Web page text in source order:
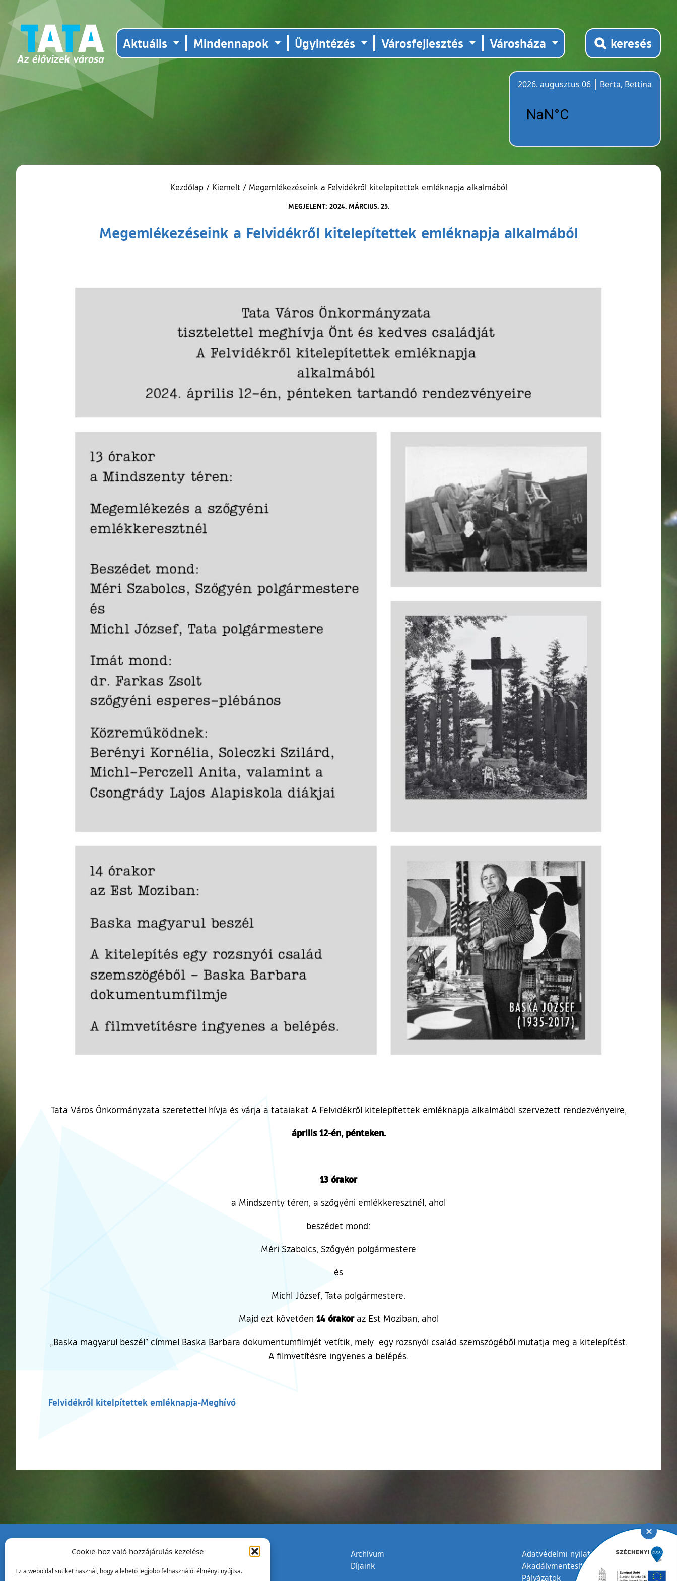
Cookie-hoz való hozzájárulás kezelése
Ez a weboldal sütiket használ, hogy a lehető legjobb felhasználói élményt nyújtsa.
Aktuális Mindennapok Ügyintézés Városfejlesztés Városháza keresés
2026. augusztus 06
Berta, Bettina
Kezdőlap / Kiemelt / Megemlékezéseink a Felvidékről kitelepítettek emléknapja alkalmából
MEGJELENT: 2024. MÁRCIUS. 25.
Megemlékezéseink a Felvidékről kitelepítettek emléknapja alkalmából
Tata Város Önkormányzata szeretettel hívja és várja a tataiakat A Felvidékről kitelepítettek emléknapja alkalmából szervezett rendezvényeire,
április 12-én, pénteken.
13 órakor
a Mindszenty téren, a szőgyéni emlékkeresztnél, ahol
beszédet mond:
Méri Szabolcs, Szőgyén polgármestere
és
Michl József, Tata polgármestere.
Majd ezt követően 14 órakoraz Est Moziban, ahol
„Baska magyarul beszél” címmel Baska Barbara dokumentumfilmjét vetítik, mely egy rozsnyói család szemszögéből mutatja meg a kitelepítést.
A filmvetítésre ingyenes a belépés.
Felvidékről kitelpítettek emléknapja-Meghívó
Tata Város Önkormányzata
2890 Tata, Kossuth tér 1.
Archívum
Díjaink
Adatvédelmi nyilatkozat
Akadálymentesítési nyilatkozat
Pályázatok
✕